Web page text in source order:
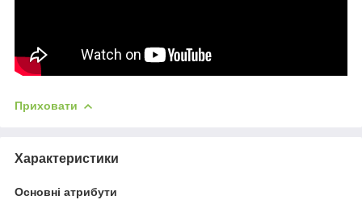
Приховати
Характеристики
Основні атрибути